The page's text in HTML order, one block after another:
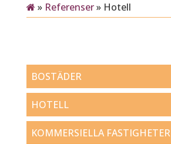
» Referenser» Hotell
BOSTÄDER
HOTELL
KOMMERSIELLA FASTIGHETER